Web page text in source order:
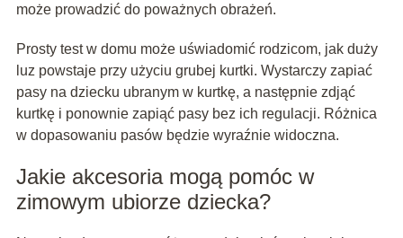
może prowadzić do poważnych obrażeń.
Prosty test w domu może uświadomić rodzicom, jak duży
luz powstaje przy użyciu grubej kurtki. Wystarczy zapiać
pasy na dziecku ubranym w kurtkę, a następnie zdjąć
kurtkę i ponownie zapiąć pasy bez ich regulacji. Różnica
w dopasowaniu pasów będzie wyraźnie widoczna.
Jakie akcesoria mogą pomóc w
zimowym ubiorze dziecka?